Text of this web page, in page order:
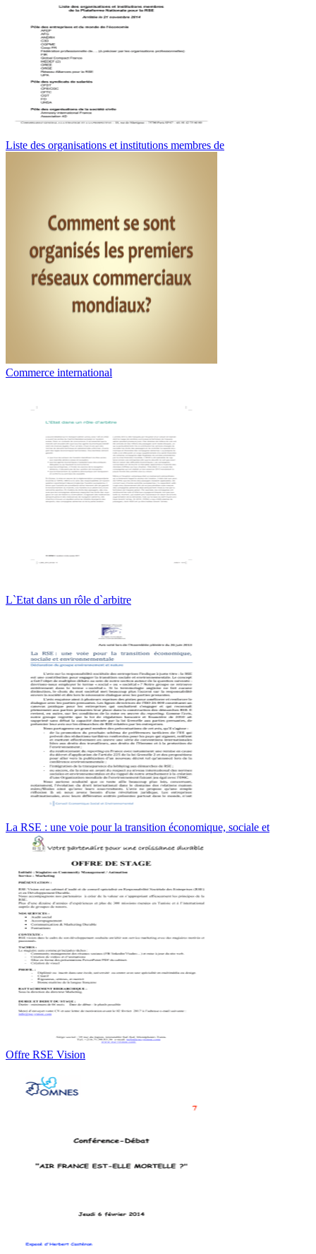
Liste des organisations et institutions membres de
Commerce international
L`Etat dans un rôle d`arbitre
La RSE : une voie pour la transition économique, sociale et
Offre RSE Vision